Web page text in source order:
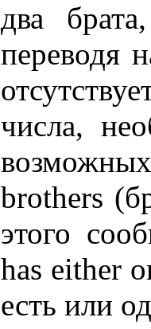
два
переводя
числа,
brothers
этого
has either
есть или